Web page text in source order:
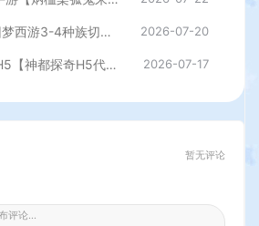
GGE2互通大话【旧梦西游3-4种族切换】最新整理Win系服务端+安卓PC互通客户端+内置GM工具+全套源码+详细搭建教程 2026-07-20
探案推理古风养成H5【神都探奇H5代金券内购版】最新整理单机一键即玩镜像端+Linux手工服务端+CDK授权后台+详细搭建教程 2026-07-17
暂无评论